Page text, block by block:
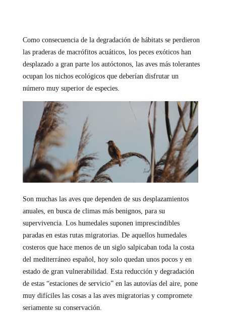
Como consecuencia de la degradación de hábitats se perdieron
las praderas de macrófitos acuáticos, los peces exóticos han
desplazado a gran parte los autóctonos, las aves más tolerantes
ocupan los nichos ecológicos que deberían disfrutar un
número muy superior de especies.
Son muchas las aves que dependen de sus desplazamientos
anuales, en busca de climas más benignos, para su
supervivencia. Los humedales suponen imprescindibles
paradas en estas rutas migratorias. De aquellos humedales
costeros que hace menos de un siglo salpicaban toda la costa
del mediterráneo español, hoy solo quedan unos pocos y en
estado de gran vulnerabilidad. Esta reducción y degradación
de estas “estaciones de servicio” en las autovías del aire, pone
muy difíciles las cosas a las aves migratorias y compromete
seriamente su conservación.